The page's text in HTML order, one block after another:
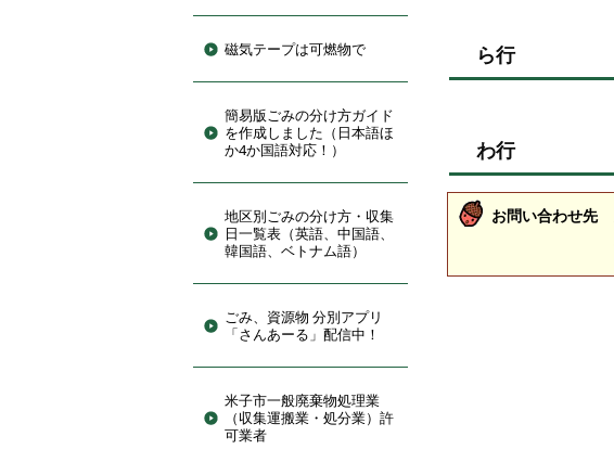
磁気テープは可燃物で
簡易版ごみの分け方ガイド
を作成しました（日本語ほ
か4か国語対応！）
地区別ごみの分け方・収集
日一覧表（英語、中国語、
韓国語、ベトナム語）
ごみ、資源物 分別アプリ
「さんあーる」配信中！
米子市一般廃棄物処理業
（収集運搬業・処分業）許
可業者
ら行
わ行
お問い合わせ先